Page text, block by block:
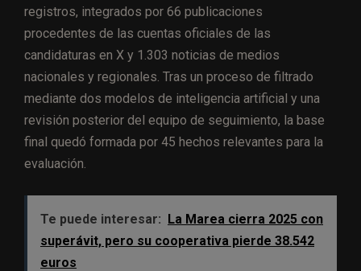
registros, integrados por 66 publicaciones
procedentes de las cuentas oficiales de las
candidaturas en X y 1.303 noticias de medios
nacionales y regionales. Tras un proceso de filtrado
mediante dos modelos de inteligencia artificial y una
revisión posterior del equipo de seguimiento, la base
final quedó formada por 45 hechos relevantes para la
evaluación.
Te puede interesar: La Marea cierra 2025 con
superávit, pero su cooperativa pierde 38.542
euros